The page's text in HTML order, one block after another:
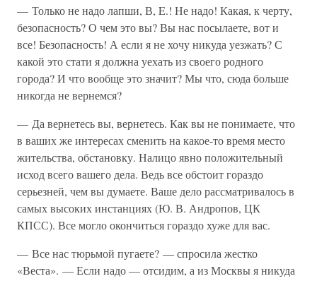
— Только не надо лапши, В, E.! Не надо! Какая, к черту,
безопасность? О чем это вы? Вы нас посылаете, вот и
все! Безопасность! А если я не хочу никуда уезжать? С
какой это стати я должна уехать из своего родного
города? И что вообще это значит? Мы что, сюда больше
никогда не вернемся?
— Да вернетесь вы, вернетесь. Как вы не понимаете, что
в ваших же интересах сменить на какое-то время место
жительства, обстановку. Налицо явно положительный
исход всего вашего дела. Ведь все обстоит гораздо
серьезней, чем вы думаете. Ваше дело рассматривалось в
самых высоких инстанциях (Ю. В. Андропов, ЦК
КПСС). Все могло окончиться гораздо хуже для вас.
— Все нас тюрьмой пугаете? — спросила жестко
«Веста». — Если надо — отсидим, а из Москвы я никуда